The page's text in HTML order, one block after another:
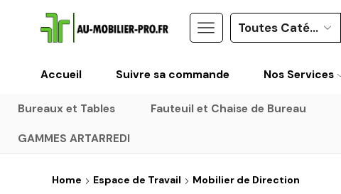
Accueil Suivre sa commande Nos Services
Bureaux et Tables Fauteuil et Chaise de Bureau
GAMMES ARTARREDI
Home Espace de Travail Mobilier de Direction